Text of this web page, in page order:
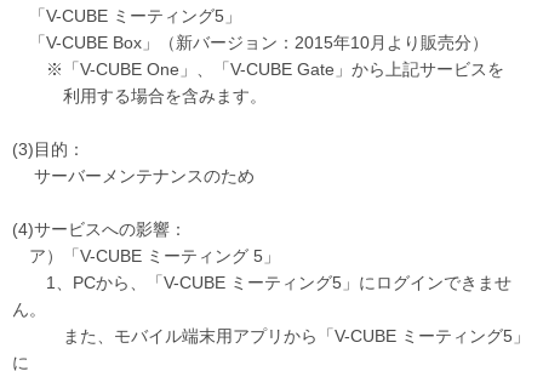
「V-CUBE ミーティング5」
「V-CUBE Box」（新バージョン：2015年10月より販売分）
※「V-CUBE One」、「V-CUBE Gate」から上記サービスを
利用する場合を含みます。
(3)目的：
サーバーメンテナンスのため
(4)サービスへの影響：
ア）「V-CUBE ミーティング 5」
1、PCから、「V-CUBE ミーティング5」にログインできませ
ん。
また、モバイル端末用アプリから「V-CUBE ミーティング5」
に